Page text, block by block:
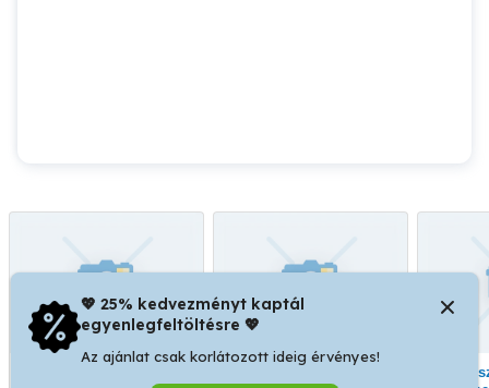
💖 25% kedvezményt kaptál
egyenlegfeltöltésre 💖
Az ajánlat csak korlátozott ideig érvényes!